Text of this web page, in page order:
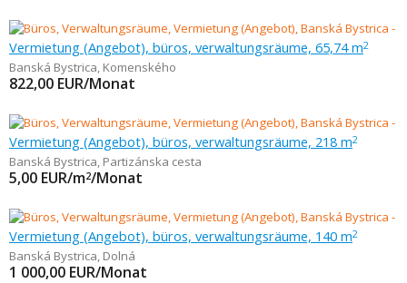
Vermietung (Angebot), büros, verwaltungsräume, 65,74 m2
Banská Bystrica, Komenského
822,00 EUR/Monat
Vermietung (Angebot), büros, verwaltungsräume, 218 m2
Banská Bystrica, Partizánska cesta
5,00 EUR/m2/Monat
Vermietung (Angebot), büros, verwaltungsräume, 140 m2
Banská Bystrica, Dolná
1 000,00 EUR/Monat